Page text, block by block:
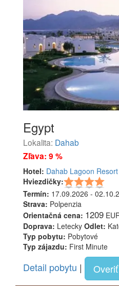
Egypt
Lokalita: Dahab
Zľava: 9 %
Hotel: Dahab Lagoon
Hviezdičky:
Termín: 17.09.2026 -
Strava: Polpenzia
Orientačná cena: 1209
Doprava: Letecky Odlet:
Typ pobytu: Pobytové
Typ zájazdu: First Minute
Detail pobytu |